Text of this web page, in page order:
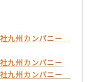
九州カンパニー
九州カンパニー
九州カンパニー